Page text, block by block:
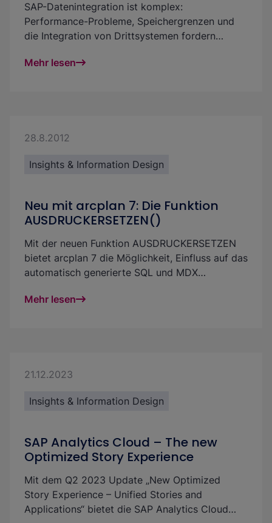
SAP-Datenintegration ist komplex:
Performance-Probleme, Speichergrenzen und
die Integration von Drittsystemen fordern
Framework schaffst Du eine leistungsstarke und
Mehr lesen
28.8.2012
Insights & Information Design
Neu mit arcplan 7: Die Funktion
AUSDRUCKERSETZEN()
Mit der neuen Funktion AUSDRUCKERSETZEN
bietet arcplan 7 die Möglichkeit, Einfluss auf das
automatisch generierte SQL und MDX
weiterhin ein Design mittels „Pfeilen“ erfolgen
entstehenden Möglichkeiten.
Mehr lesen
21.12.2023
Insights & Information Design
SAP Analytics Cloud – The new
Optimized Story Experience
Mit dem Q2 2023 Update „New Optimized
Story Experience – Unified Stories and
Applications“ bietet die SAP Analytics Cloud